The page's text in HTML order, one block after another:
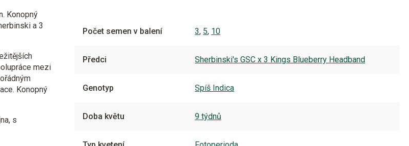
Konopný
a 3
mezi
Konopný
s
Počet semen v balení 3, 5, 10
Předci Sherbinski's GSC x 3 Kings Blueberry Headband
Genotyp Spíš Indica
Doba květu 9 týdnů